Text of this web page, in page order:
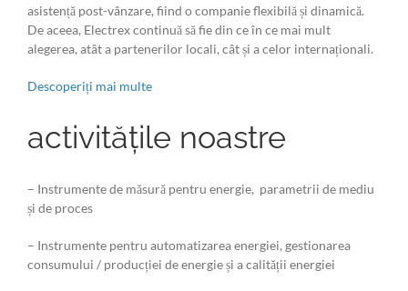
asistență post-vânzare, fiind o companie flexibilă și dinamică.
De aceea, Electrex continuă să fie din ce în ce mai mult
alegerea, atât a partenerilor locali, cât și a celor internaționali.
Descoperiți mai multe
activitățile noastre
– Instrumente de măsură pentru energie, parametrii de mediu
și de proces
– Instrumente pentru automatizarea energiei, gestionarea
consumului / producției de energie și a calității energiei